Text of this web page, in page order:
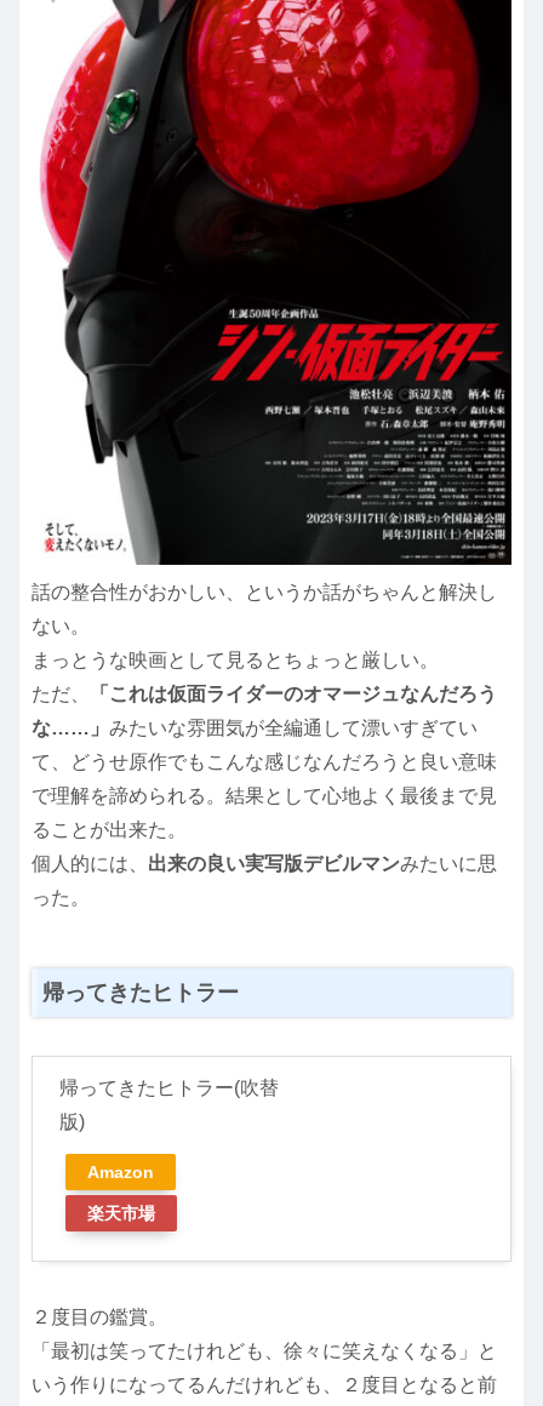
話の整合性がおかしい、というか話がちゃんと解決し
ない。
まっとうな映画として見るとちょっと厳しい。
ただ、
「これは仮面ライダーのオマージュなんだろう
な……」 みたいな雰囲気が全編通して漂いすぎてい
て、どうせ原作でもこんな感じなんだろうと良い意味
で理解を諦められる。結果として心地よく最後まで見
ることが出来た。
個人的には、 出来の良い実写版デビルマンみたいに思
った。
帰ってきたヒトラー
帰ってきたヒトラー(吹替
版)
Amazon
楽天市場
２度目の鑑賞。
「最初は笑ってたけれども、徐々に笑えなくなる」と
いう作りになってるんだけれども、２度目となると前